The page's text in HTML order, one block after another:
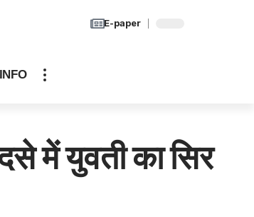
E-paper
में युवती का सिर